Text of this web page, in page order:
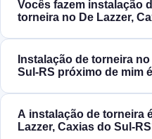
Vocês fazem instalação
torneira no De Lazzer,
Instalação de torneira
Sul‑RS próximo de mim
A instalação de torneira
Lazzer, Caxias do